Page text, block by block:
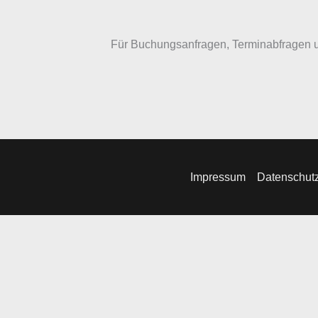
Für Buchungsanfragen, Terminabfragen
Impressum